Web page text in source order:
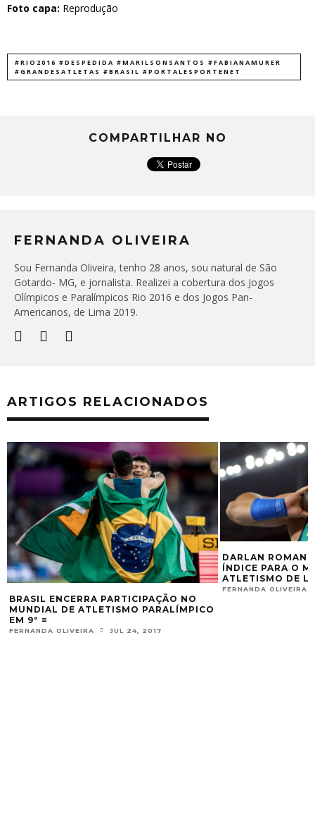
Foto capa: Reprodução
#RIO2016 #DESPEDIDA #MARILSONSANTOS #FABIANAMURER
#GRANDESATLETAS #BRASIL #PORTALESPORTENET
COMPARTILHAR NO
FERNANDA OLIVEIRA
Sou Fernanda Oliveira, tenho 28 anos, sou natural de São
Gotardo- MG, e jornalista. Realizei a cobertura dos Jogos
Olímpicos e Paralímpicos Rio 2016 e dos Jogos Pan-
Americanos, de Lima 2019.
ARTIGOS RELACIONADOS
BRASIL ENCERRA PARTICIPAÇÃO NO
MUNDIAL DE ATLETISMO PARALÍMPICO
EM 9º =
FERNANDA OLIVEIRA JUL 24, 2017
DARLAN ROMANI
ÍNDICE PARA O
ATLETISMO DE
FERNANDA OLIVEIRA